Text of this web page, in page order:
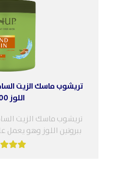
تريشوب ماسك الزيت
اللوز 500مل
تريشوب ماسك الزيت
ببروتين اللوز وهو
تقصفه ويحول